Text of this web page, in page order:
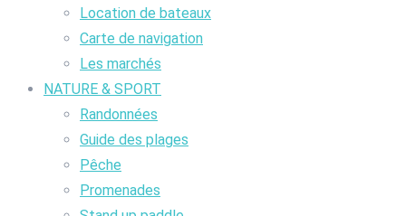
Location de bateaux
Carte de navigation
Les marchés
NATURE & SPORT
Randonnées
Guide des plages
Pêche
Promenades